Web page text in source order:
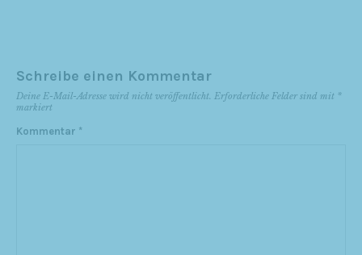
Schreibe einen Kommentar
Deine E-Mail-Adresse wird nicht veröffentlicht. Erforderliche Felder sind mit *
markiert
Kommentar *